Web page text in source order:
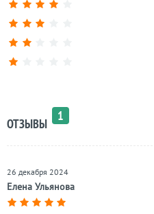
ОТЗЫВЫ
1
Елена Ульянова
26 декабря 2024